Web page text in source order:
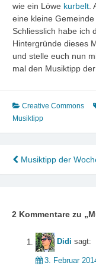
wie ein Löwe kurbelt
eine kleine
Schliesslich habe ich
Hintergründe dieses
und stelle euch nun
mal den Musiktipp
Creative Commons
Musiktipp
Musiktipp der
2 Kommentare zu „
Didi sagt:
3. Februar